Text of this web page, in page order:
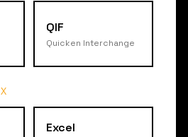
QIF
Quicken Interchange
Excel